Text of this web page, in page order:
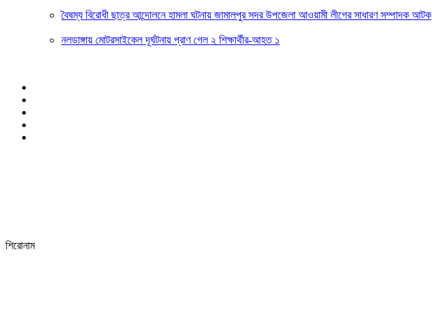
বৈষম্য বিরোধী ছাত্র আন্দোলনে হামলা ঘটনায় জামালপুর সদর উপজেলা আওয়ামী লীগের সাধারণ সম্পাদক আটক
নলডাঙ্গায় মোটরসাইকেল দূর্ঘটনায় প্রাণ গেল ২ শিক্ষার্থীর-আহত ১
শিরোনাম